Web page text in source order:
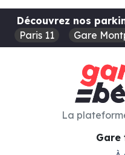
Découvrez nos
Paris 11
Gare
Gare
La